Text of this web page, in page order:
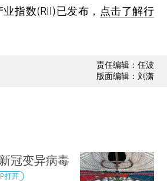
数(RII)已发布， 点击了解行
责任编辑：任波
版面编辑：刘潇
冠变异病毒
打开